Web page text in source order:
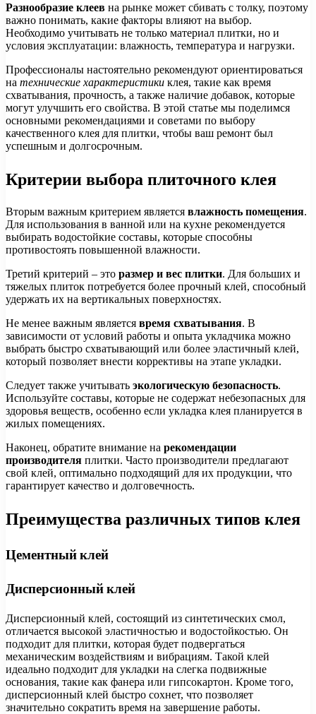
Разнообразие клеев на рынке может сбивать с толку, поэтому
важно понимать, какие факторы влияют на выбор.
Необходимо учитывать не только материал плитки, но и
условия эксплуатации: влажность, температура и нагрузки.
Профессионалы настоятельно рекомендуют ориентироваться
на технические характеристики клея, такие как время
схватывания, прочность, а также наличие добавок, которые
могут улучшить его свойства. В этой статье мы поделимся
основными рекомендациями и советами по выбору
качественного клея для плитки, чтобы ваш ремонт был
успешным и долгосрочным.
Критерии выбора плиточного клея
Вторым важным критерием является влажность помещения.
Для использования в ванной или на кухне рекомендуется
выбирать водостойкие составы, которые способны
противостоять повышенной влажности.
Третий критерий – это размер и вес плитки. Для больших и
тяжелых плиток потребуется более прочный клей, способный
удержать их на вертикальных поверхностях.
Не менее важным является время схватывания. В
зависимости от условий работы и опыта укладчика можно
выбрать быстро схватывающий или более эластичный клей,
который позволяет внести коррективы на этапе укладки.
Следует также учитывать экологическую безопасность.
Используйте составы, которые не содержат небезопасных для
здоровья веществ, особенно если укладка клея планируется в
жилых помещениях.
Наконец, обратите внимание на рекомендации
производителя плитки. Часто производители предлагают
свой клей, оптимально подходящий для их продукции, что
гарантирует качество и долговечность.
Преимущества различных типов клея
Цементный клей
Дисперсионный клей
Дисперсионный клей, состоящий из синтетических смол,
отличается высокой эластичностью и водостойкостью. Он
подходит для плитки, которая будет подвергаться
механическим воздействиям и вибрациям. Такой клей
идеально подходит для укладки на слегка подвижные
основания, такие как фанера или гипсокартон. Кроме того,
дисперсионный клей быстро сохнет, что позволяет
значительно сократить время на завершение работы.